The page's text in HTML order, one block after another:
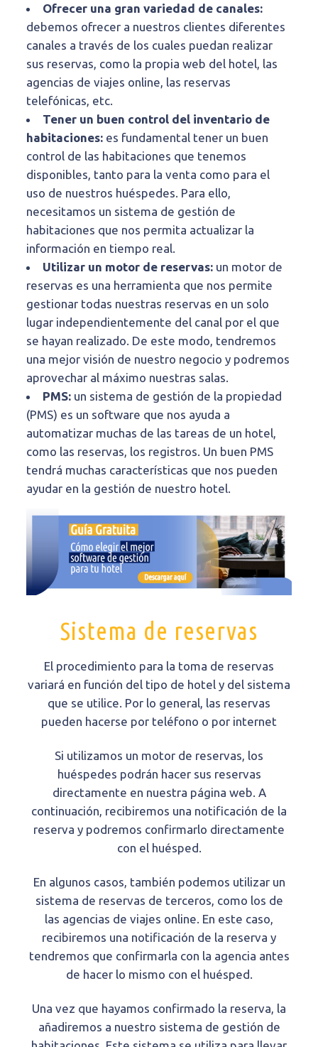
Ofrecer una gran variedad de canales:
debemos ofrecer a nuestros clientes diferentes
canales a través de los cuales puedan realizar
sus reservas, como la propia web del hotel, las
agencias de viajes online, las reservas
telefónicas, etc.
Tener un buen control del inventario de
habitaciones: es fundamental tener un buen
control de las habitaciones que tenemos
disponibles, tanto para la venta como para el
uso de nuestros huéspedes. Para ello,
necesitamos un sistema de gestión de
habitaciones que nos permita actualizar la
información en tiempo real.
Utilizar un motor de reservas: un motor de
reservas es una herramienta que nos permite
gestionar todas nuestras reservas en un solo
lugar independientemente del canal por el que
se hayan realizado. De este modo, tendremos
una mejor visión de nuestro negocio y podremos
aprovechar al máximo nuestras salas.
PMS: un sistema de gestión de la propiedad
(PMS) es un software que nos ayuda a
automatizar muchas de las tareas de un hotel,
como las reservas, los registros. Un buen PMS
tendrá muchas características que nos pueden
ayudar en la gestión de nuestro hotel.
Sistema de reservas
El procedimiento para la toma de reservas
variará en función del tipo de hotel y del sistema
que se utilice. Por lo general, las reservas
pueden hacerse por teléfono o por internet
Si utilizamos un motor de reservas, los
huéspedes podrán hacer sus reservas
directamente en nuestra página web. A
continuación, recibiremos una notificación de la
reserva y podremos confirmarlo directamente
con el huésped.
En algunos casos, también podemos utilizar un
sistema de reservas de terceros, como los de
las agencias de viajes online. En este caso,
recibiremos una notificación de la reserva y
tendremos que confirmarla con la agencia antes
de hacer lo mismo con el huésped.
Una vez que hayamos confirmado la reserva, la
añadiremos a nuestro sistema de gestión de